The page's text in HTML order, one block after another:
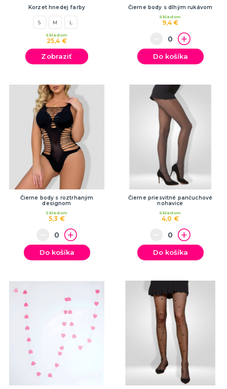
Korzet hnedej farby
S M L
25,4 €
Skladom
Zobraziť
Čierne body s dlhým rukávom
9,4 €
Skladom
Do košíka
Čierne body s roztrhaným
designom
5,3 €
Skladom
Do košíka
Čierne priesvitné pančuchové
nohavice
4,0 €
Skladom
Do košíka